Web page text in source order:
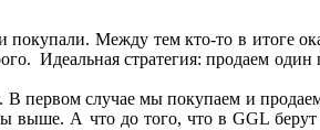
Между тем кто-то в итоге
Идеальная стратегия: продаем
первом случае мы покупаем и
А что до того, что в GGL берут